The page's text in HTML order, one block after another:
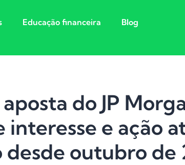
Educação financeira Blog
do JP
interesse e ação
desde outubro de